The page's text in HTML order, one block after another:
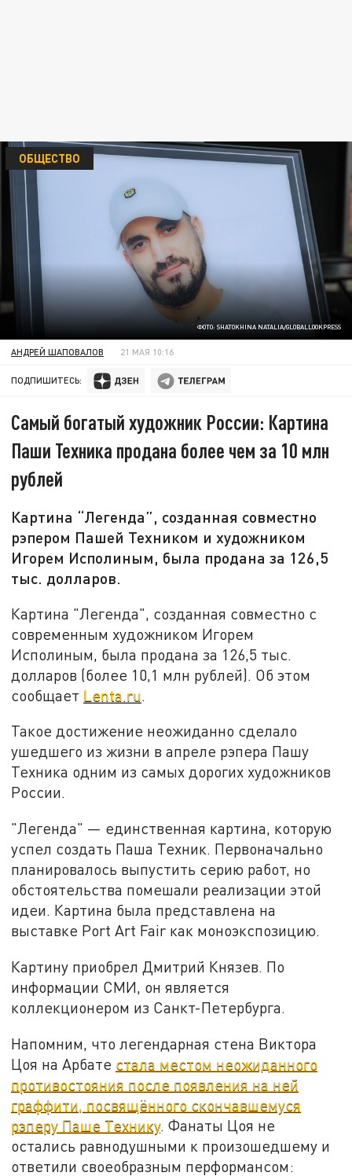
ФОТО: SHATOKHINA NATALIA/GLOBALLOOKPRESS
ОБЩЕСТВО
АНДРЕЙ ШАПОВАЛОВ 21 МАЯ 10:16
ПОДПИШИТЕСЬ:
Самый богатый художник России: Картина
Паши Техника продана более чем за 10 млн
рублей
Картина “Легенда”, созданная совместно
рэпером Пашей Техником и художником
Игорем Исполиным, была продана за 126,5
тыс. долларов.
Картина "Легенда", созданная совместно с
современным художником Игорем
Исполиным, была продана за 126,5 тыс.
долларов (более 10,1 млн рублей). Об этом
сообщает Lenta.ru.
Такое достижение неожиданно сделало
ушедшего из жизни в апреле рэпера Пашу
Техника одним из самых дорогих художников
России.
"Легенда" — единственная картина, которую
успел создать Паша Техник. Первоначально
планировалось выпустить серию работ, но
обстоятельства помешали реализации этой
идеи. Картина была представлена на
выставке Port Art Fair как моноэкспозицию.
Картину приобрел Дмитрий Князев. По
информации СМИ, он является
коллекционером из Санкт-Петербурга.
Напомним, что легендарная стена Виктора
Цоя на Арбате стала местом неожиданного
противостояния после появления на ней
граффити, посвящённого скончавшемуся
рэперу Паше Технику. Фанаты Цоя не
остались равнодушными к произошедшему и
ответили своеобразным перформансом: